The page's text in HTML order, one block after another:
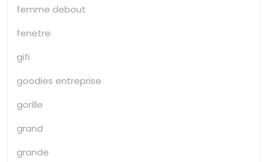
femme debout
fenetre
gifi
goodies entreprise
gorille
grand
grande